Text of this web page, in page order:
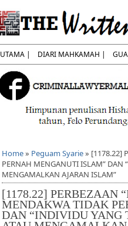
UTAMA | DIARI MAHKAMAH |
Home» Peguam Syarie» [1178.22]
PERNAH MENGANUTI ISLAM” DAN
MENGAMALKAN AJARAN ISLAM”
[1178.22] PERBEZAAN
MENDAKWA TIDAK
DAN “INDIVIDU